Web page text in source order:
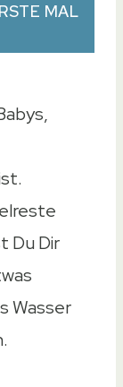
MAL
Du Dir
Wasser